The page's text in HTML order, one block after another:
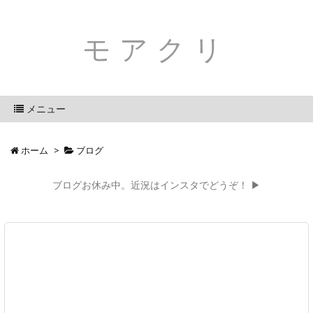
モアクリ
メニュー
ホーム > ブログ
ブログお休み中。近況はインスタでどうぞ！ ▶